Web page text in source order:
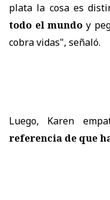
plata la cosa es
todo el mundo y
cobra vidas", señaló.
Luego, Karen
referencia de que